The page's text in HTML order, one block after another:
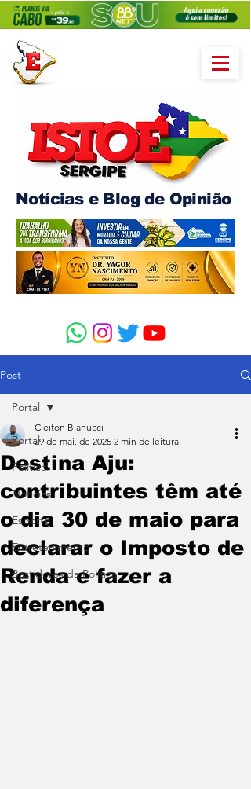
Notícias e Blog de Opinião
Post
Portal
Política
Notícias
Esporte
Entretenimento
Bastidores da Política
Portal
Destina Aju:
contribuintes têm até
o dia 30 de maio para
declarar o Imposto de
Renda e fazer a
diferença
Cleiton Bianucci
29 de mai. de 2025 2 min de leitura